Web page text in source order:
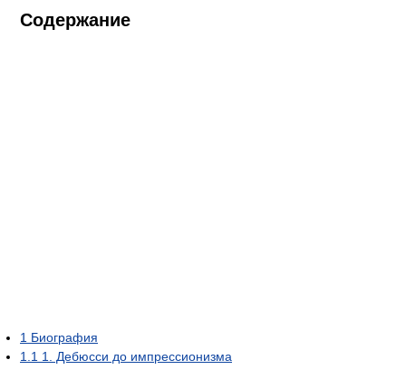
Содержание
1 Биография
1.1 1. Дебюсси до импрессионизма